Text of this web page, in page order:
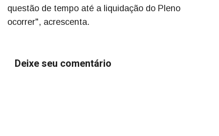
questão de tempo até a liquidação do Pleno
ocorrer", acrescenta.
Deixe seu comentário